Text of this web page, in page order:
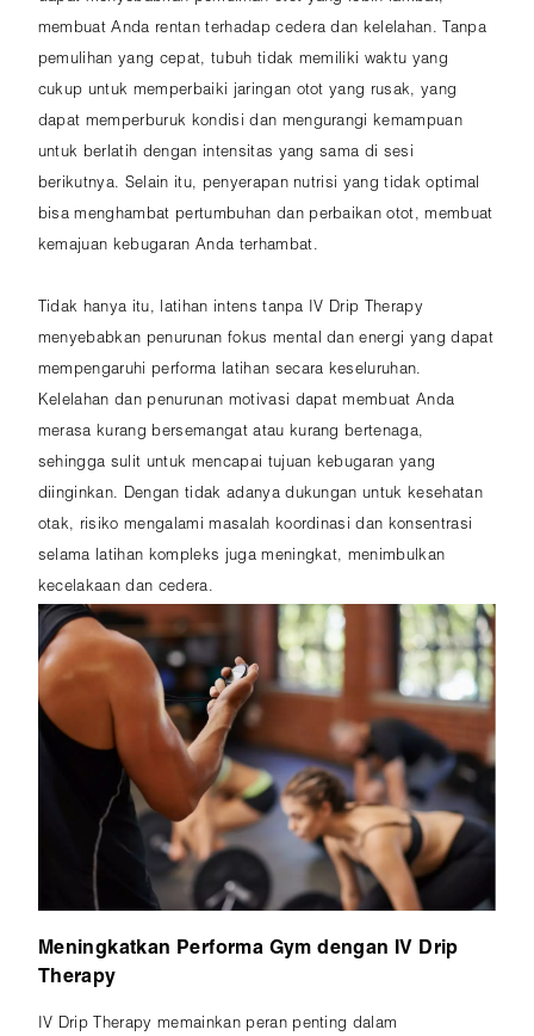
membuat Anda rentan terhadap cedera dan kelelahan. Tanpa
pemulihan yang cepat, tubuh tidak memiliki waktu yang
cukup untuk memperbaiki jaringan otot yang rusak, yang
dapat memperburuk kondisi dan mengurangi kemampuan
untuk berlatih dengan intensitas yang sama di sesi
berikutnya. Selain itu, penyerapan nutrisi yang tidak optimal
bisa menghambat pertumbuhan dan perbaikan otot, membuat
kemajuan kebugaran Anda terhambat.
Tidak hanya itu, latihan intens tanpa IV Drip Therapy
menyebabkan penurunan fokus mental dan energi yang dapat
mempengaruhi performa latihan secara keseluruhan.
Kelelahan dan penurunan motivasi dapat membuat Anda
merasa kurang bersemangat atau kurang bertenaga,
sehingga sulit untuk mencapai tujuan kebugaran yang
diinginkan. Dengan tidak adanya dukungan untuk kesehatan
otak, risiko mengalami masalah koordinasi dan konsentrasi
selama latihan kompleks juga meningkat, menimbulkan
kecelakaan dan cedera.
Meningkatkan Performa Gym dengan IV Drip
Therapy
IV Drip Therapy memainkan peran penting dalam